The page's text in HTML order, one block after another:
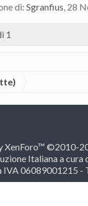
di: Sgranfius, 28
1
XenForo™ ©2010-
Italiana a cura
IVA 06089001215